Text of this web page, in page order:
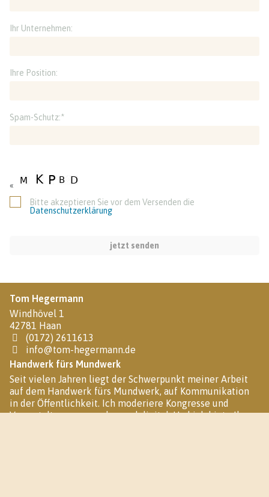
Ihr Unternehmen:
Ihre Position:
Spam-Schutz:*
«
Bitte akzeptieren Sie vor dem Versenden die
Datenschutzerklärung
Tom Hegermann
Windhövel 1
42781 Haan
(0172) 2611613
info@tom-hegermann.de
Handwerk fürs Mundwerk
Seit vielen Jahren liegt der Schwerpunkt meiner Arbeit
auf dem Handwerk fürs Mundwerk, auf Kommunikation
in der Öffentlichkeit. Ich moderiere Kongresse und
Veranstaltungen – analog und digital. Und ich biete Ihnen